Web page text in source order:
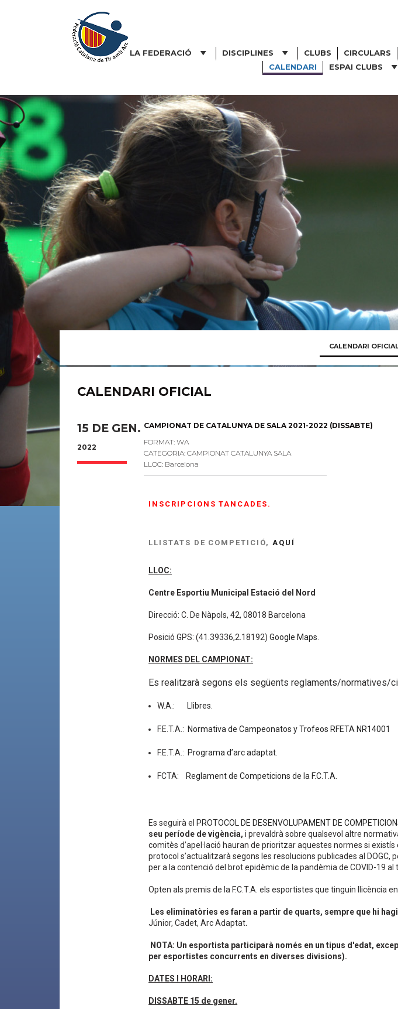
LA FEDERACIÓ DISCIPLINES CLUBS CIRCULARS
CALENDARI
ESPAI CLUBS
CALENDARI
CALENDARI OFICIAL
15 DE GEN.
2022
CAMPIONAT DE CATALUNYA DE SALA 2021-2022 (DISSABTE)
FORMAT: WA
CATEGORIA: CAMPIONAT CATALUNYA SALA
LLOC: Barcelona
INSCRIPCIONS TANCADES.
LLISTATS DE COMPETICIÓ, AQUÍ
LLOC:
Centre Esportiu Municipal Estació del Nord
Direcció: C. De Nàpols, 42, 08018 Barcelona
Posició GPS: (41.39336,2.18192)Google Maps
NORMES DEL CAMPIONAT:
Es realitzarà segons els següents reglaments/normatives/
W.A.: Llibres
F.E.T.A.: Normativa de Campeonatos y Trofeos RFETA NR14001
F.E.T.A.: Programa d’arc adaptat
FCTA: Reglament de Competicions de la F.C.T.A.
Es seguirà el PROTOCOL DE DESENVOLUPAMENT DE
seu període de vigència,i prevaldrà sobre qualsevol altre
comitès d’apel·lació hauran de prioritzar aquestes normes si
protocol s’actualitzarà segons les resolucions publicades al
per a la contenció del brot epidèmic de la pandèmia de COVID-19 al
Opten als premis de la F.C.T.A. els esportistes que tinguin llicència en
Les eliminatòries es faran a partir de quarts, sempre que hi
Júnior, Cadet, Arc Adaptat.
NOTA: Un esportista participarà només en un tipus d'edat,
per esportistes concurrents en diverses divisions).
DATES I HORARI:
DISSABTE 15 de gener.